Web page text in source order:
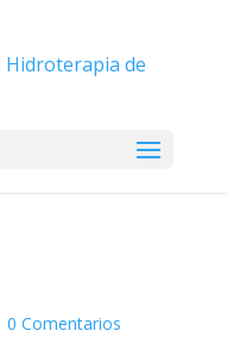
0 Comentarios